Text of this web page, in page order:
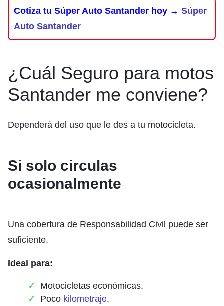
Cotiza tu Súper Auto Santander hoy → Súper
Auto Santander
¿Cuál Seguro para motos
Santander me conviene?
Dependerá del uso que le des a tu motocicleta.
Si solo circulas
ocasionalmente
Una cobertura de Responsabilidad Civil puede ser
suficiente.
Ideal para:
Motocicletas económicas.
Poco kilometraje.